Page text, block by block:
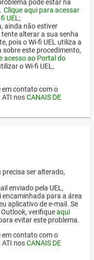
pode estar na
Clique aqui para acessar
UEL ;
ainda não estiver
alterar a sua senha
pois o Wi-fi UEL utiliza a
sobre este procedimento,
acesso ao Portal do
o Wi-fi UEL,
em contato com o
nosCANAIS DE
precisa ser alterado,
enviado pela UEL,
para a área
aplicativo de e-mail. Se
verifiqueaqui
evitar este problema.
em contato com o
nosCANAIS DE